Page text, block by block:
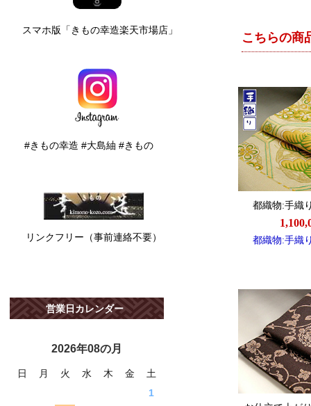
スマホ版「きもの幸造楽天市場店」
#きもの幸造 #大島紬 #きもの
リンクフリー（事前連絡不要）